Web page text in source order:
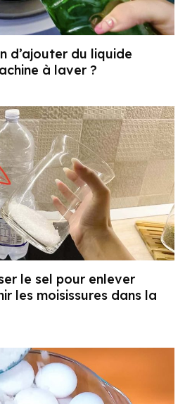
d’ajouter du liquide
à laver ?
le sel pour enlever
les moisissures dans la